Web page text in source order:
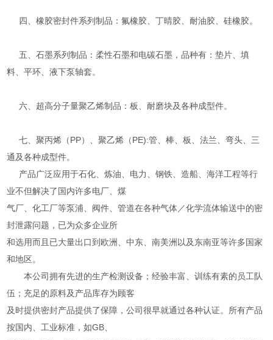
四、橡胶密封件系列制品：氟橡胶、丁晴胶、耐油胶、硅橡胶。
五、石墨系列制品：柔性石墨和电碳石墨，品种有：垫片、填
料、平环、液下泵轴套。
六、超高分子量聚乙烯制品：板、耐磨块及各种成型件。
七、聚丙烯（PP）、聚乙烯（PE):管、棒、板、法兰、弯头、三
通及各种成型件。
产品广泛应用于石化、炼油、电力、钢铁、造船、海洋工程等行
业不但解决了国内许多电厂、煤
气厂、化工厂等泵浦、阀件、管道在各种气体／化学流体输送中的密
封泄露问题，已为众多企业所
和选用而且已大量出口到欧洲、中东、南美洲以及东南亚等许多国家
和地区。
本公司拥有先进的生产检测设备；经验丰富、训练有素的员工队
伍；充足的原料及产品库存为顾客
及时提供密封产品提供了保障，公司很早就通过各种认证。所有产品
按国内、工业标准，如GB、